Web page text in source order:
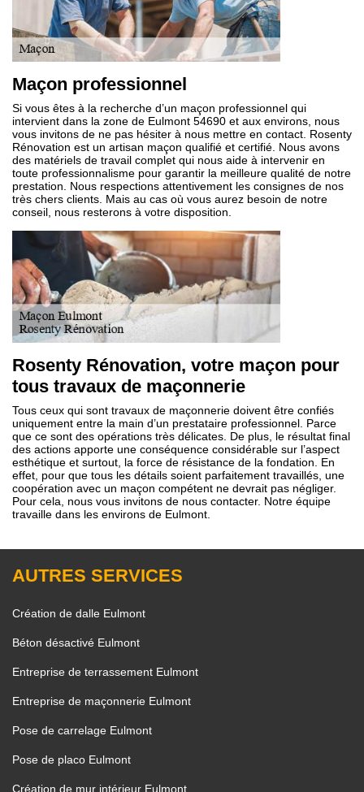
Maçon professionnel
Si vous êtes à la recherche d’un maçon professionnel qui
intervient dans la zone de Eulmont 54690 et aux environs, nous
vous invitons de ne pas hésiter à nous mettre en contact. Rosenty
Rénovation est un artisan maçon qualifié et certifié. Nous avons
des matériels de travail complet qui nous aide à intervenir en
toute professionnalisme pour garantir la meilleure qualité de notre
prestation. Nous respections attentivement les consignes de nos
très chers clients. Mais au cas où vous aurez besoin de notre
conseil, nous resterons à votre disposition.
Rosenty Rénovation, votre maçon pour
tous travaux de maçonnerie
Tous ceux qui sont travaux de maçonnerie doivent être confiés
uniquement entre la main d’un prestataire professionnel. Parce
que ce sont des opérations très délicates. De plus, le résultat final
des actions apporte une conséquence considérable sur l’aspect
esthétique et surtout, la force de résistance de la fondation. En
effet, pour que tous les détails soient parfaitement travaillés, une
coopération avec un maçon compétent ne devrait pas négliger.
Pour cela, nous vous invitons de nous contacter. Notre équipe
travaille dans les environs de Eulmont.
AUTRES SERVICES
Création de dalle Eulmont
Béton désactivé Eulmont
Entreprise de terrassement Eulmont
Entreprise de maçonnerie Eulmont
Pose de carrelage Eulmont
Pose de placo Eulmont
Création de mur intérieur Eulmont